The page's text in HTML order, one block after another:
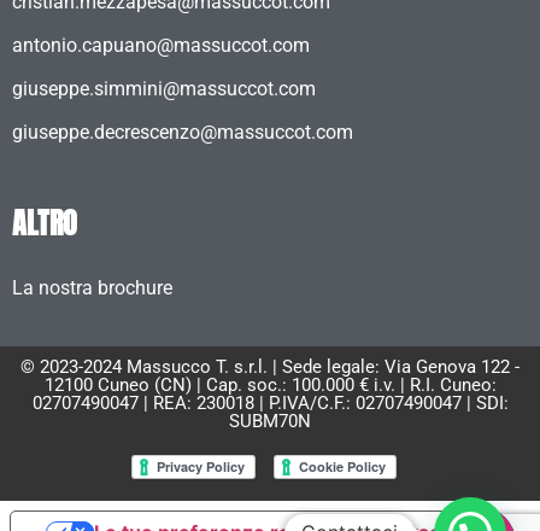
antonio.capuano@massuccot.com
giuseppe.simmini@massuccot.com
giuseppe.decrescenzo@massuccot.com
ALTRO
La nostra brochure
© 2023-2024 Massucco T. s.r.l. | Sede legale: Via Genova 122 -
12100 Cuneo (CN) | Cap. soc.: 100.000 € i.v. | R.I. Cuneo:
02707490047 | REA: 230018 | P.IVA/C.F.: 02707490047 | SDI:
SUBM70N